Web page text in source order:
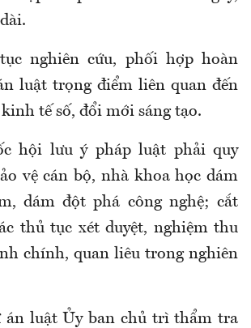
nghiên cứu, phối hợp hoàn
luật trọng điểm liên quan đến
tế số, đổi mới sáng tạo.
hội lưu ý pháp luật phải quy
vệ cán bộ, nhà khoa học dám
dám đột phá công nghệ; cắt
thủ tục xét duyệt, nghiệm thu
chính, quan liêu trong nghiên
án luật Ủy ban chủ trì thẩm tra